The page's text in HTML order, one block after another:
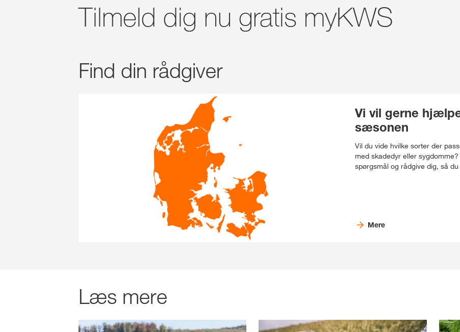
Tilmeld dig nu gratis myKWS
Find din rådgiver
Vi vil gerne
sæsonen
Vil du vide hvilke sorter der
med skadedyr eller
spørgsmål og rådgive dig, så
Mere
Læs mere